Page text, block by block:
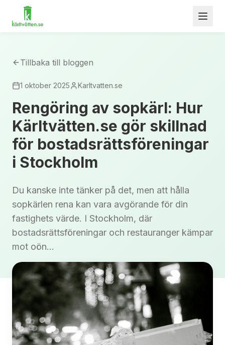
Tillbaka till bloggen
1 oktober 2025 Karltvatten.se
Rengöring av sopkärl: Hur
Kärltvätten.se gör skillnad
för bostadsrättsföreningar
i Stockholm
Du kanske inte tänker på det, men att hålla
sopkärlen rena kan vara avgörande för din
fastighets värde. I Stockholm, där
bostadsrättsföreningar och restauranger kämpar
mot oön...